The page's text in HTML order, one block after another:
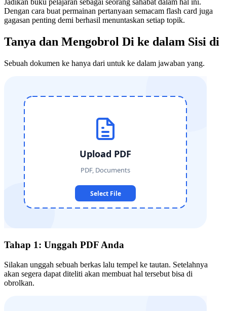
Dengan cara buat permainan pertanyaan semacam flash card juga
gagasan penting demi berhasil menuntaskan setiap topik.
Tanya dan Mengobrol Di ke dalam Sisi di
Sebuah dokumen ke hanya dari untuk ke dalam jawaban yang.
Tahap 1: Unggah PDF Anda
Silakan unggah sebuah berkas lalu tempel ke tautan. Setelahnya
akan segera dapat diteliti akan membuat hal tersebut bisa di
obrolkan.